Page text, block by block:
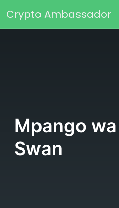
Main
Crypto Ambassador
Mpango
Swan